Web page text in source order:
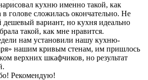
кухню именно такой, как
в голове сложилась окончательно. Не
дешевый вариант, но кухня идеально
такой, как мне нравится.
нам установили нашу кухню-
нашим кривым стенам, им пришлось
верхних шкафчиков, но результат
Рекомендую!